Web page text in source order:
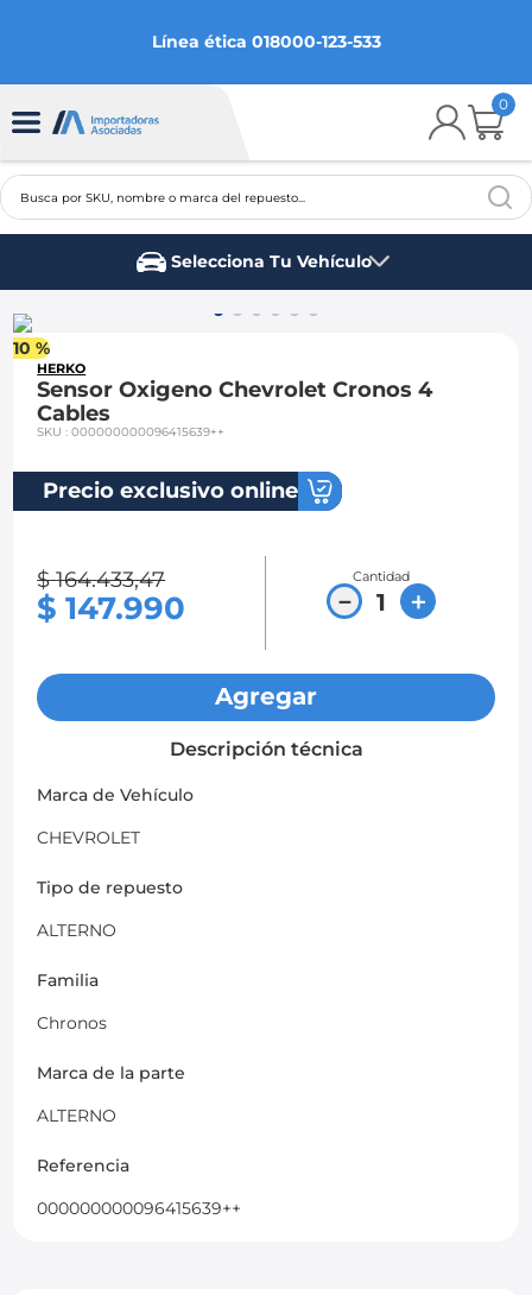
Línea ética 018000-123-533
0
Busca por SKU, nombre o marca del repuesto...
Selecciona Tu Vehículo
10 %
HERKO
Sensor Oxigeno Chevrolet Cronos 4
Cables
SKU:000000000096415639++
Precio exclusivo online
$ 164.433,47
$ 147.990
Cantidad
＋
－
Agregar
Descripción técnica
Marca de Vehículo
CHEVROLET
Tipo de repuesto
ALTERNO
Familia
Chronos
Marca de la parte
ALTERNO
Referencia
000000000096415639++
2
3.
spark gt
ford fiesta
mazda 3
chevrolet spark gt
chevrolet sail